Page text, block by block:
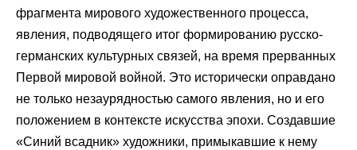
фрагмента мирового художественного процесса,
явления, подводящего итог формированию русско-
германских культурных связей, на время прерванных
Первой мировой войной. Это исторически оправдано
не только незаурядностью самого явления, но и его
положением в контексте искусства эпохи. Создавшие
«Синий всадник» художники, примыкавшие к нему